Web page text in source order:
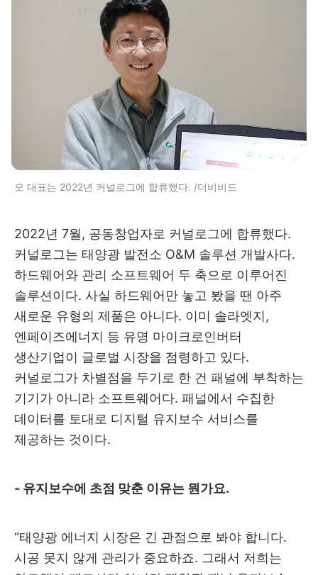
오 대표는 2022년 커널로그에 합류했다. /더비비드
2022년 7월, 공동창업자로 커널로그에 합류했다.
커널로그는 태양광 발전소 O&M 솔루션 개발사다.
하드웨어와 관리 소프트웨어 두 축으로 이루어진
솔루션이다. 사실 하드웨어만 놓고 봤을 땐 아주
새로운 유형의 제품은 아니다. 이미 솔라엣지,
엔페이즈에너지 등 유명 마이크로인버터
생산기업이 글로벌 시장을 점령하고 있다.
커널로그가 차별점을 두기로 한 건 패널에 부착하는
기기가 아니라 소프트웨어다. 패널에서 수집한
데이터를 토대로 디지털 유지보수 서비스를
제공하는 것이다.
- 유지보수에 초점 맞춘 이유는 뭔가요.
“태양광 에너지 시장은 긴 관점으로 봐야 합니다.
시공 못지 않게 관리가 중요하죠. 그래서 저희는